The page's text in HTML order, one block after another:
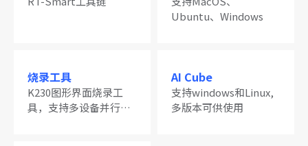
Ubuntu、Windows
烧录工具
K230图形界面烧录工
具，支持多设备并行烧
AI Cube
支持windows和Linux,
多版本可供使用